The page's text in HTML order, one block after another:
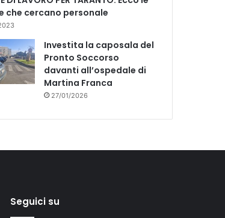
che cercano personale
Investita la caposala del
Pronto Soccorso
davanti all’ospedale di
Martina Franca
27/01/2026
Seguici su